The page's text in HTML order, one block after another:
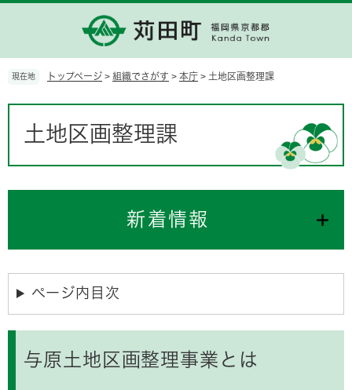
の
で
ー
ば
へ
現在地 トップページ > 組織でさがす > 本庁 > 土地区画整理課
土地区画整理課
新着情報
ページ内目次
与原土地区画整理事業とは